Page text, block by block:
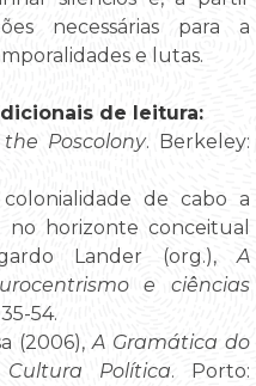
necessárias para a
e lutas.
de leitura:
Poscolony. Berkeley:
de cabo a
no horizonte conceitual
Lander (org.), A
e ciências
54.
(2006), A Gramática do
Política. Porto: